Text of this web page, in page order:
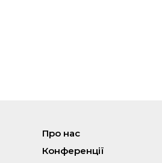
Про нас
Конференції